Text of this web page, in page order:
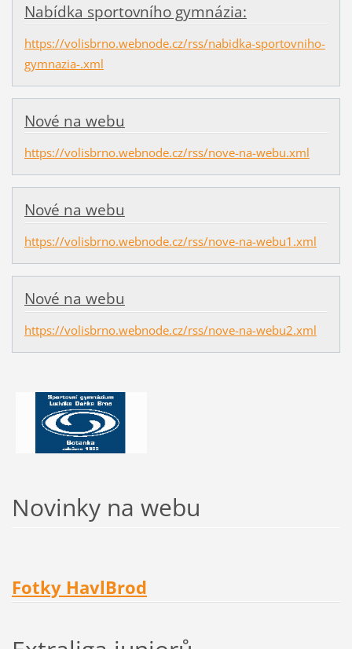
Nabídka sportovního gymnázia:
https://volisbrno.webnode.cz/rss/nabidka-sportovniho-
gymnazia-.xml
Nové na webu
https://volisbrno.webnode.cz/rss/nove-na-webu.xml
Nové na webu
https://volisbrno.webnode.cz/rss/nove-na-webu1.xml
Nové na webu
https://volisbrno.webnode.cz/rss/nove-na-webu2.xml
Novinky na webu
Fotky HavlBrod